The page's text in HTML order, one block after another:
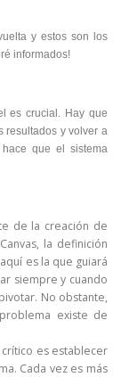
y estos son los
informados!
es crucial. Hay que
resultados y volver a
que el sistema
de la creación de
la definición
es la que guiará
siempre y cuando
No obstante,
existe de
es establecer
Cada vez es más